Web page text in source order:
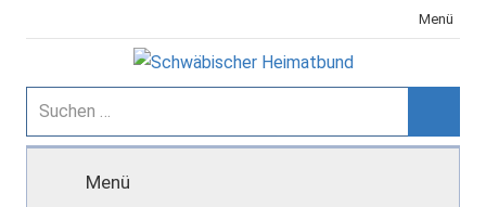
Inhalt
Menü
Schwäbischer
Heimatbund
Suchen
nach:
Menü